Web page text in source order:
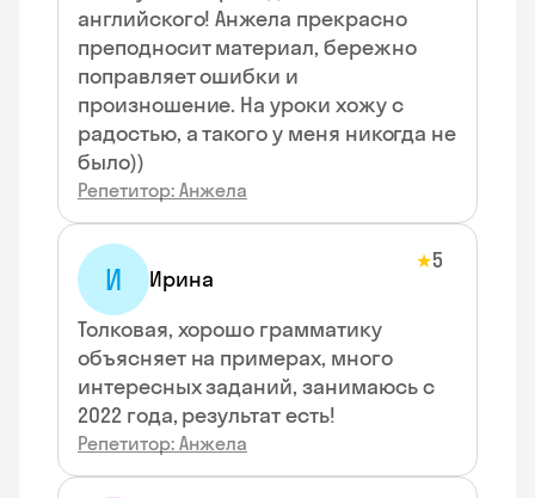
английского! Анжела прекрасно
преподносит материал, бережно
поправляет ошибки и
произношение. На уроки хожу с
радостью, а такого у меня никогда не
было))
Репетитор: Анжела
И Ирина
★5
Толковая, хорошо грамматику
объясняет на примерах, много
интересных заданий, занимаюсь с
2022 года, результат есть!
Репетитор: Анжела